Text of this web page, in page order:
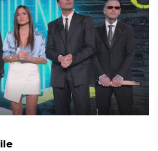
considerarla un fenomeno